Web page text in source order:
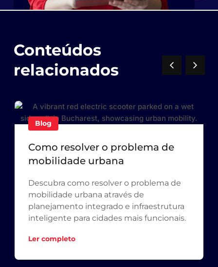
Conteúdos
relacionados
Blog
Como resolver o problema de
mobilidade urbana
Descubra como resolver o problema de
mobilidade urbana através de
planejamento integrado e infraestrutura
inteligente para cidades mais funcionais.
Ler completo